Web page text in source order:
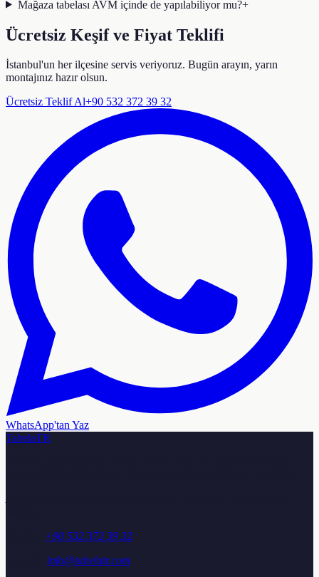
Mağaza tabelası AVM içinde de yapılabiliyor mu?+
Ücretsiz Keşif ve Fiyat Teklifi
İstanbul'un her ilçesine servis veriyoruz. Bugün arayın, yarın
montajınız hazır olsun.
Ücretsiz Teklif Al+90 532 372 39 32
WhatsApp'tan Yaz
TabelaTR
+90 532 372 39 32
info@tabelatr.com